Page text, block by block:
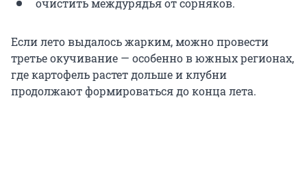
очистить междурядья от сорняков.
Если лето выдалось жарким, можно провести
третье окучивание — особенно в южных регионах,
где картофель растет дольше и клубни
продолжают формироваться до конца лета.